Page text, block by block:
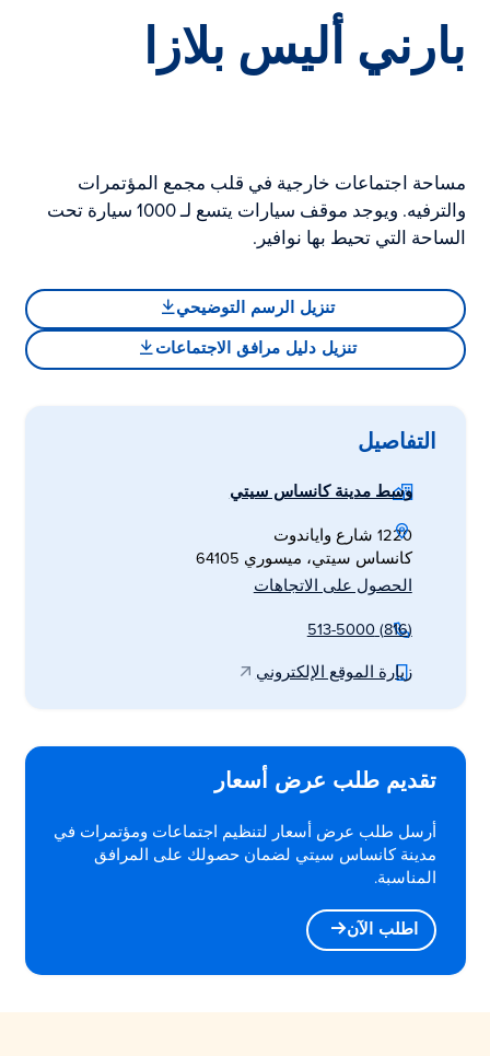
بارني أليس بلازا
مساحة اجتماعات خارجية في قلب مجمع المؤتمرات
والترفيه. ويوجد موقف سيارات يتسع لـ 1000 سيارة تحت
الساحة التي تحيط بها نوافير.
تنزيل الرسم التوضيحي
تنزيل دليل مرافق الاجتماعات
التفاصيل
وسط مدينة كانساس سيتي
1220 شارع واياندوت
كانساس سيتي، ميسوري 64105
الحصول على الاتجاهات
(816) 513-5000
زيارة الموقع الإلكتروني
تقديم طلب عرض أسعار
أرسل طلب عرض أسعار لتنظيم اجتماعات ومؤتمرات في
مدينة كانساس سيتي لضمان حصولك على المرافق
المناسبة.
اطلب الآن